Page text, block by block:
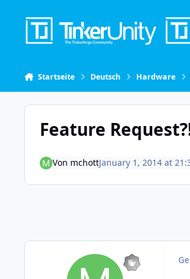
Startseite Deutsch Hardware
Feature
Von mchottJanuary 1, 2014 at